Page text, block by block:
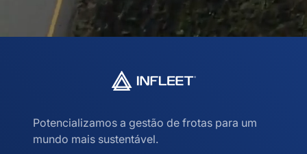
Potencializamos a gestão de frotas para um
mundo mais sustentável.